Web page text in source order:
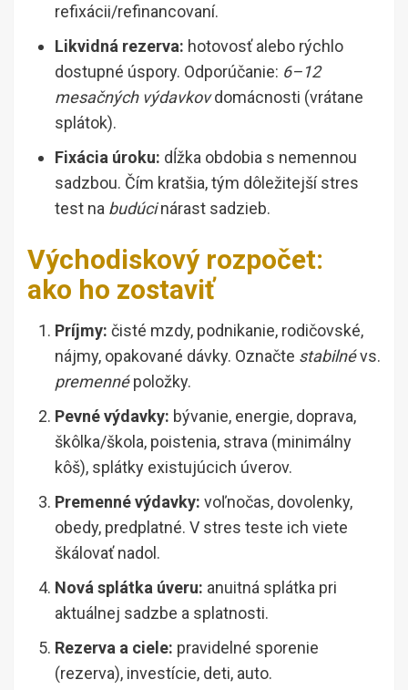
refixácii/refinancovaní.
Likvidná rezerva: hotovosť alebo rýchlo
dostupné úspory. Odporúčanie: 6–12
mesačných výdavkovdomácnosti (vrátane
splátok).
Fixácia úroku: dĺžka obdobia s nemennou
sadzbou. Čím kratšia, tým dôležitejší stres
test na budúcinárast sadzieb.
Východiskový rozpočet:
ako ho zostaviť
Príjmy: čisté mzdy, podnikanie, rodičovské,
nájmy, opakované dávky. Označte stabilnévs.
premennépoložky.
Pevné výdavky: bývanie, energie, doprava,
škôlka/škola, poistenia, strava (minimálny
kôš), splátky existujúcich úverov.
Premenné výdavky: voľnočas, dovolenky,
obedy, predplatné. V stres teste ich viete
škálovať nadol.
Nová splátka úveru: anuitná splátka pri
aktuálnej sadzbe a splatnosti.
Rezerva a ciele: pravidelné sporenie
(rezerva), investície, deti, auto.